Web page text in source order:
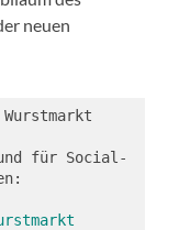
neuen
für Social-